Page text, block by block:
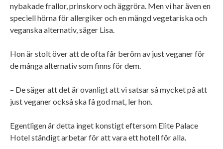
nybakade frallor, prinskorv och äggröra. Men vi har även en
speciell hörna för allergiker och en mängd vegetariska och
veganska alternativ, säger Lisa.
Hon är stolt över att de ofta får beröm av just veganer för
de många alternativ som finns för dem.
– De säger att det är ovanligt att vi satsar så mycket på att
just veganer också ska få god mat, ler hon.
Egentligen är detta inget konstigt eftersom Elite Palace
Hotel ständigt arbetar för att vara ett hotell för alla.